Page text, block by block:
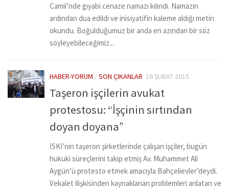
Camii’nde gıyabi cenaze namazı kılındı. Namazın
ardından dua edildi ve inisiyatifin kaleme aldığı metin
okundu. Boğulduğumuz bir anda en azından bir söz
söyleyebileceğimiz...
HABER-YORUM /SON ÇIKANLAR 16 ŞUBAT 2015
Taşeron işçilerin avukat
protestosu: “İşçinin sırtından
doyan doyana”
İSKİ’nin taşeron şirketlerinde çalışan işçiler, bugün
hukuki süreçlerini takip etmiş Av. Muhammet Ali
Aygün’ü protesto etmek amacıyla Bahçelievler’deydi.
Vekalet ilişkisinden kaynaklanan problemleri anlatan ve